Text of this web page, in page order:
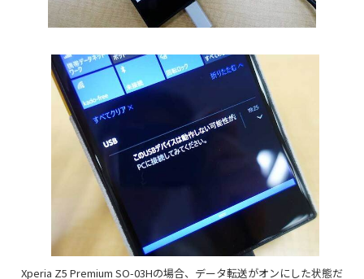
Xperia Z5 Premium SO-03Hの場合、データ転送がオンにした状態だ